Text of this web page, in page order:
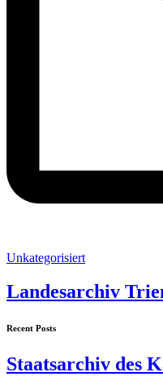
Unkategorisiert
Landesarchiv
Recent Posts
Staatsarchiv des